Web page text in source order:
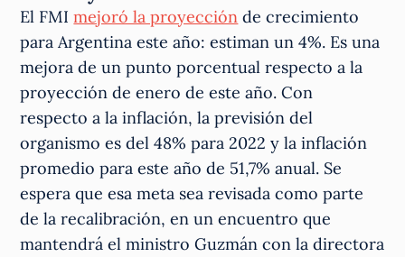
El FMImejoró la proyección de crecimiento
para Argentina este año: estiman un 4%. Es una
mejora de un punto porcentual respecto a la
proyección de enero de este año. Con
respecto a la inflación, la previsión del
organismo es del 48% para 2022 y la inflación
promedio para este año de 51,7% anual. Se
espera que esa meta sea revisada como parte
de la recalibración, en un encuentro que
mantendrá el ministro Guzmán con la directora